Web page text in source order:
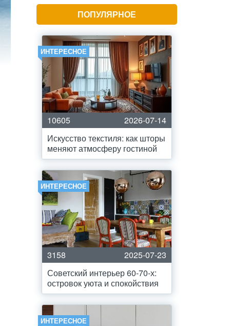
ПОПУЛЯРНОЕ
ИНТЕРЕСНОЕ
10605
2026-07-14
Искусство текстиля: как шторы
меняют атмосферу гостиной
ИНТЕРЕСНОЕ
3158
2025-07-23
Советский интерьер 60-70-х:
островок уюта и спокойствия
ИНТЕРЕСНОЕ